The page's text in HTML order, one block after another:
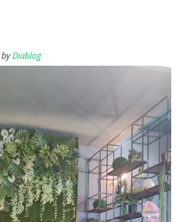
byDiablog